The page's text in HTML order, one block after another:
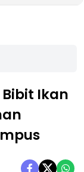
Bibit Ikan